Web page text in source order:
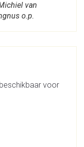
van
o.p.
voor